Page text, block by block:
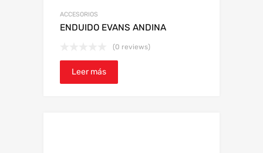
ACCESORIOS
ENDUIDO EVANS ANDINA
(0 reviews)
Leer más